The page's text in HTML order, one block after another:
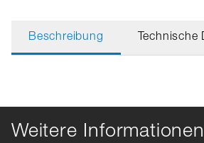
Beschreibung Technische
Weitere Informationen